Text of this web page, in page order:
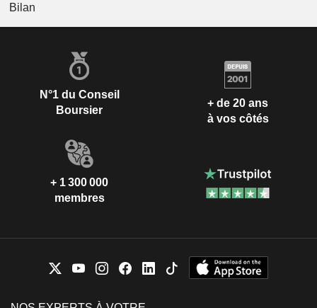
Bilan
N°1 du Conseil
Boursier
+ de 20 ans
à vos côtés
+ 1 300 000
membres